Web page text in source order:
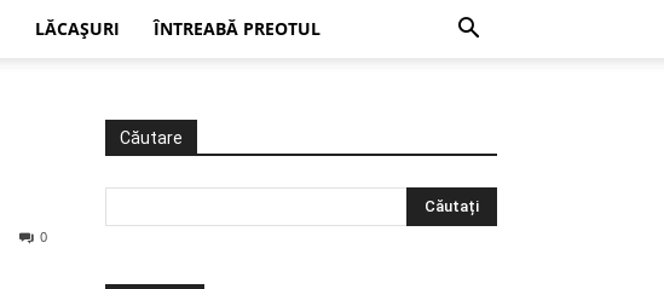
LĂCAŞURI ÎNTREABĂ PREOTUL
0
Căutare